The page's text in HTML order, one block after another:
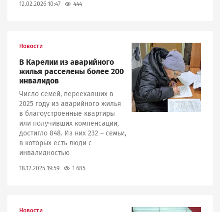
12.02.2026 10:47 444
Новости
В Карелии из аварийного
жилья расселены более 200
инвалидов
Число семей, переехавших в
2025 году из аварийного жилья
в благоустроенные квартиры
или получивших компенсации,
достигло 848. Из них 232 – семьи,
в которых есть люди с
инвалидностью
18.12.2025 19:59 1 685
Image
Новости